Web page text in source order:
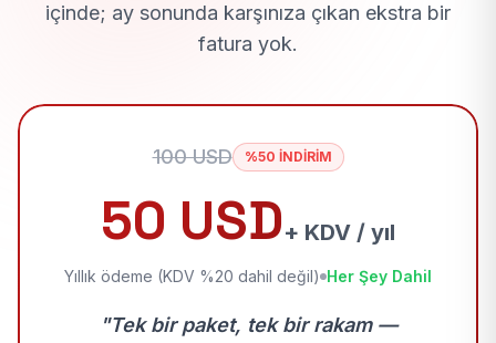
içinde; ay sonunda karşınıza çıkan ekstra bir
fatura yok.
100 USD %50 İNDİRİM
50 USD+ KDV / yıl
Yıllık ödeme (KDV %20 dahil değil) Her Şey Dahil
"Tek bir paket, tek bir rakam —